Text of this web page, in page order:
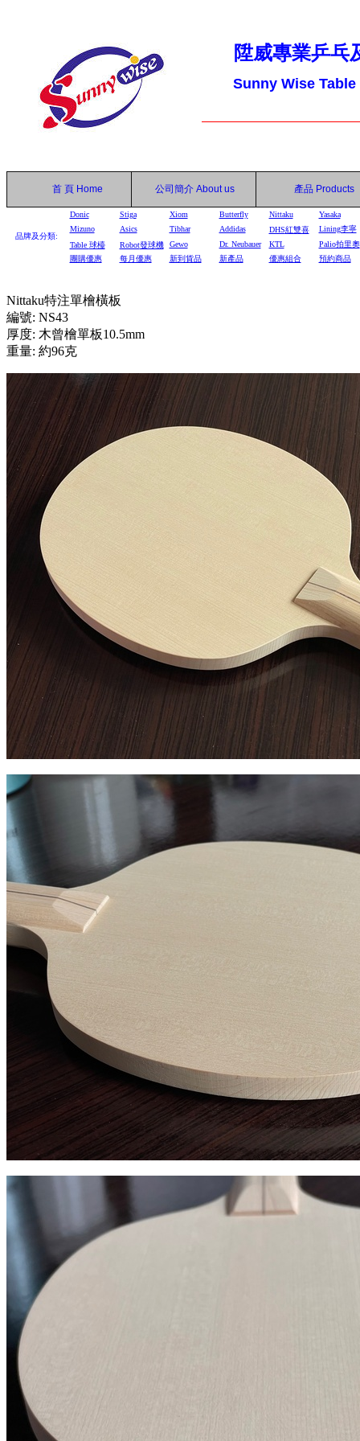
陞威專業乒乓
Sunny Wise
首 頁 Home 公司簡介 About us 產品 Products
品牌及分類:
Donic Stiga Xiom Butterfly Nittaku
Yasaka
Mizuno
Asics Tibhar Addidas DHS紅雙喜
Lining李寧
Table 球檯 Robot發球機 Gewo Dr. Neubauer KTL
Palio拍里奧
團購優惠
每月優惠 新到貨品 新產品 優惠組合 預約商品
Nittaku特注單檜橫板
編號: NS43
厚度: 木曾檜單板10.5mm
重量: 約96克